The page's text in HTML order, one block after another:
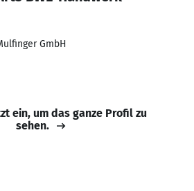
GmbH
ein, um das ganze Profil zu
sehen.